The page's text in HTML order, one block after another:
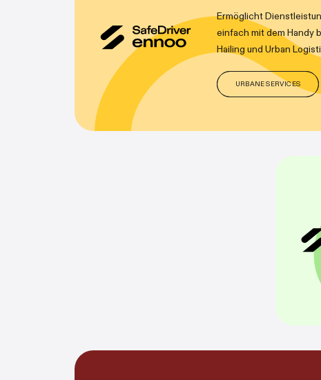
Ermöglicht
einfach mit dem Handy
Hailing und Urban
URBANE SERVICES